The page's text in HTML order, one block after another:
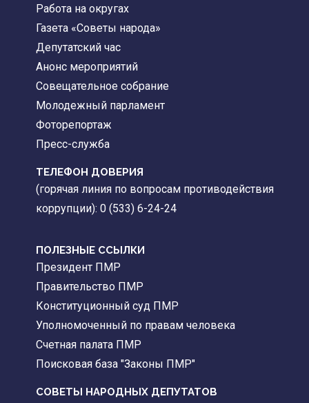
Работа на округах
Газета «Советы народа»
Депутатский час
Анонс мероприятий
Совещательное собрание
Молодежный парламент
Фоторепортаж
Пресс-служба
ТЕЛЕФОН ДОВЕРИЯ
(горячая линия по вопросам противодействия
коррупции): 0 (533) 6-24-24
ПОЛЕЗНЫЕ ССЫЛКИ
Президент ПМР
Правительство ПМР
Конституционный суд ПМР
Уполномоченный по правам человека
Счетная палата ПМР
Поисковая база "Законы ПМР"
СОВЕТЫ НАРОДНЫХ ДЕПУТАТОВ